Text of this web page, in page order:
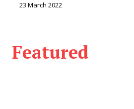
23 March 2022
Featured